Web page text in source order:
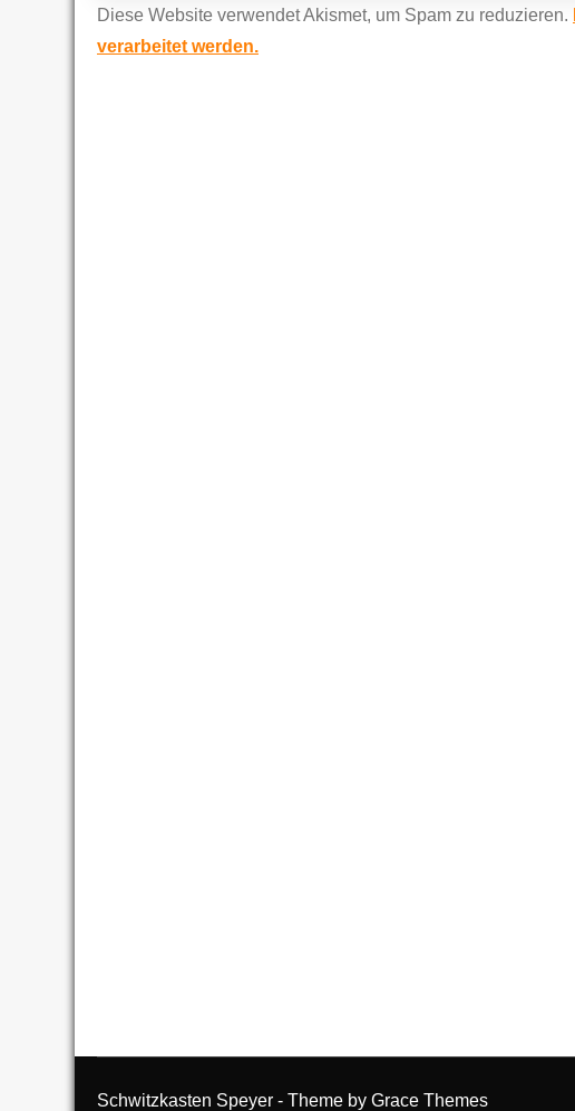
Diese Website verwendet Akismet, um Spam zu reduzieren.
verarbeitet werden.
Schwitzkasten Speyer - Theme by Grace Themes